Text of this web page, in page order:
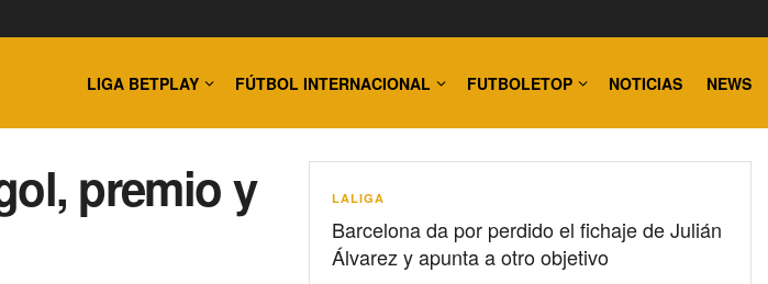
LIGA BETPLAY FÚTBOL INTERNACIONAL FUTBOLETOP NOTICIAS NEWS
premio y
LALIGA
Barcelona da por perdido el fichaje de Julián
Álvarez y apunta a otro objetivo